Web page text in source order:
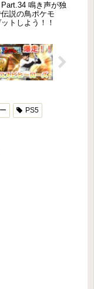
Part.34 鳴き声が独
説の鳥ポケモ
トしよう！！
PS5